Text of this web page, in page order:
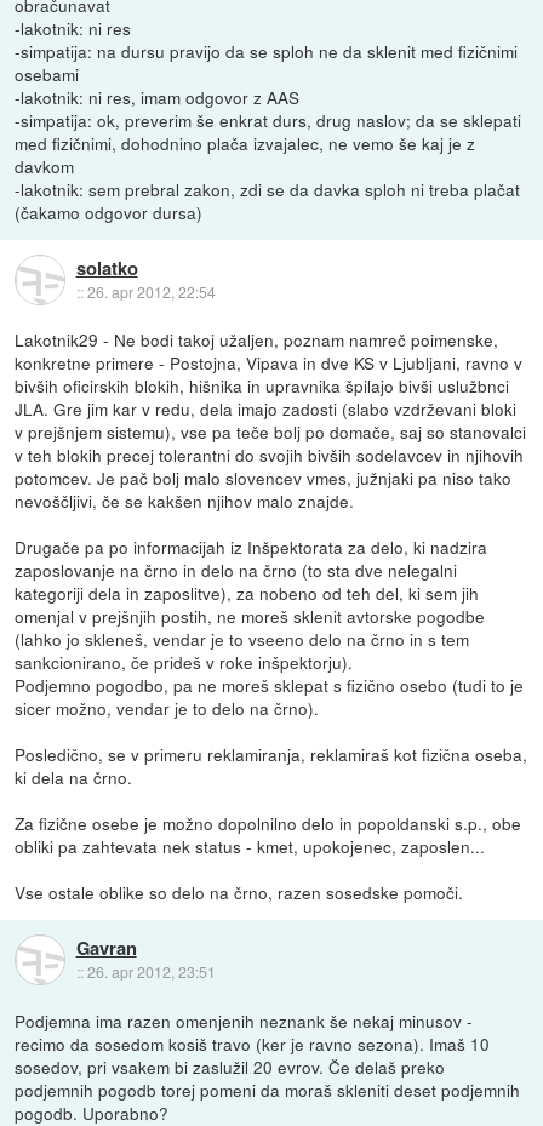
obračunavat
-lakotnik: ni res
-simpatija: na dursu pravijo da se sploh ne da sklenit med fizičnimi
osebami
-lakotnik: ni res, imam odgovor z AAS
-simpatija: ok, preverim še enkrat durs, drug naslov; da se sklepati
med fizičnimi, dohodnino plača izvajalec, ne vemo še kaj je z
davkom
-lakotnik: sem prebral zakon, zdi se da davka sploh ni treba plačat
(čakamo odgovor dursa)
solatko
::26. apr 2012, 22:54
Lakotnik29 - Ne bodi takoj užaljen, poznam namreč poimenske,
konkretne primere - Postojna, Vipava in dve KS v Ljubljani, ravno v
bivših oficirskih blokih, hišnika in upravnika špilajo bivši uslužbnci
JLA. Gre jim kar v redu, dela imajo zadosti (slabo vzdrževani bloki
v prejšnjem sistemu), vse pa teče bolj po domače, saj so stanovalci
v teh blokih precej tolerantni do svojih bivših sodelavcev in njihovih
potomcev. Je pač bolj malo slovencev vmes, južnjaki pa niso tako
nevoščljivi, če se kakšen njihov malo znajde.
Drugače pa po informacijah iz Inšpektorata za delo, ki nadzira
zaposlovanje na črno in delo na črno (to sta dve nelegalni
kategoriji dela in zaposlitve), za nobeno od teh del, ki sem jih
omenjal v prejšnjih postih, ne moreš sklenit avtorske pogodbe
(lahko jo skleneš, vendar je to vseeno delo na črno in s tem
sankcionirano, če prideš v roke inšpektorju).
Podjemno pogodbo, pa ne moreš sklepat s fizično osebo (tudi to je
sicer možno, vendar je to delo na črno).
Posledično, se v primeru reklamiranja, reklamiraš kot fizična oseba,
ki dela na črno.
Za fizične osebe je možno dopolnilno delo in popoldanski s.p., obe
obliki pa zahtevata nek status - kmet, upokojenec, zaposlen...
Vse ostale oblike so delo na črno, razen sosedske pomoči.
Gavran
::26. apr 2012, 23:51
Podjemna ima razen omenjenih neznank še nekaj minusov -
recimo da sosedom kosiš travo (ker je ravno sezona). Imaš 10
sosedov, pri vsakem bi zaslužil 20 evrov. Če delaš preko
podjemnih pogodb torej pomeni da moraš skleniti deset podjemnih
pogodb. Uporabno?